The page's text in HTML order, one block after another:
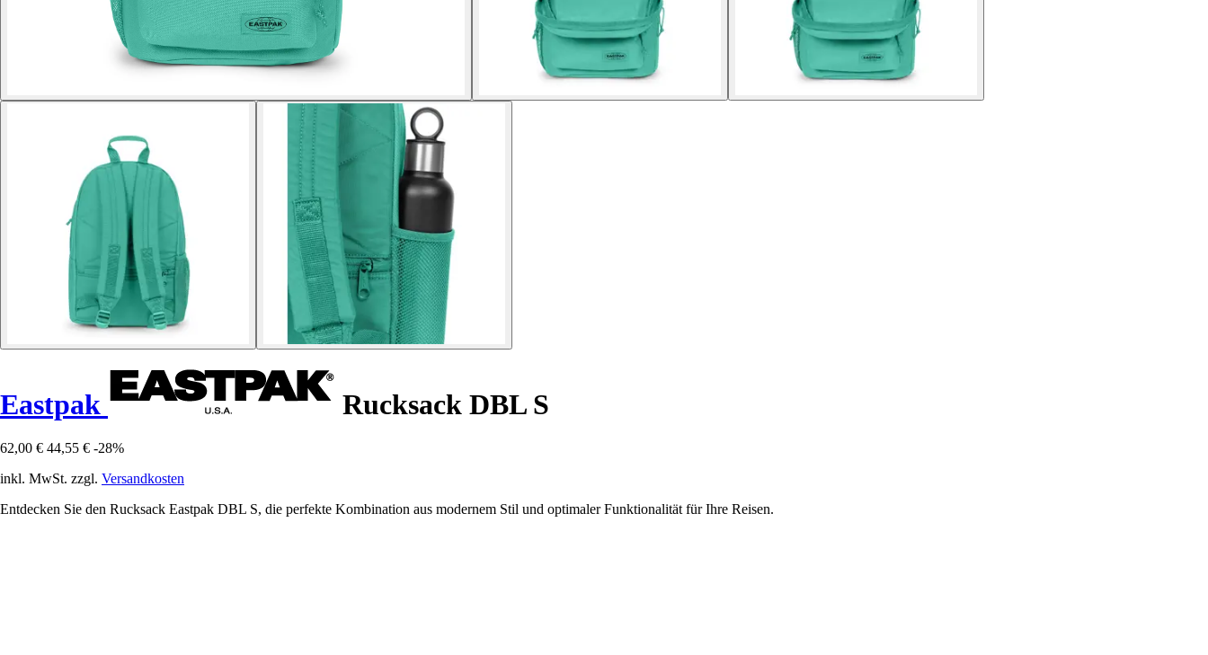
Eastpak Rucksack DBL S
62,00 € 44,55 € -28%
inkl. MwSt. zzgl. Versandkosten
Entdecken Sie den Rucksack Eastpak DBL S, die perfekte Kombination aus modernem Stil und optimaler Funktionalität für Ihre Reisen.